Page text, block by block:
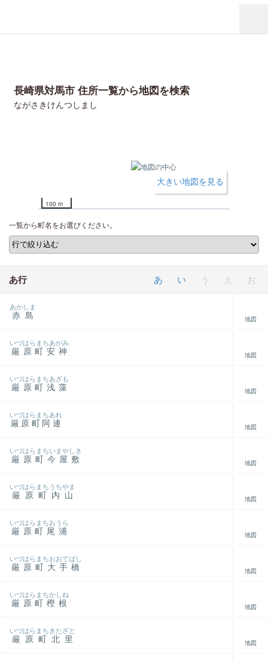
長崎県対馬市 住所一覧から地図を検索
ながさきけんつしまし
100 m
大きい地図を見る
一覧から町名をお選びください。
あ行 あ い う え お
赤島
あかしま
地図
厳原町安神
いづはらまちあがみ
地図
厳原町浅藻
いづはらまちあざも
地図
厳原町阿連
いづはらまちあれ
地図
厳原町今屋敷
いづはらまちいまやしき
地図
厳原町内山
いづはらまちうちやま
地図
厳原町尾浦
いづはらまちおうら
地図
厳原町大手橋
いづはらまちおおてばし
地図
厳原町樫根
いづはらまちかしね
地図
厳原町北里
いづはらまちきたざと
地図